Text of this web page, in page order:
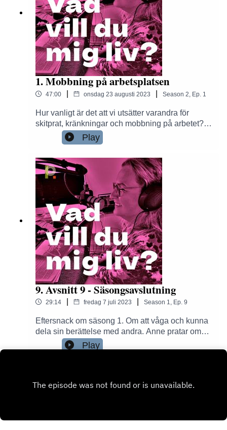
1. Mobbning på arbetsplatsen
47:00 onsdag 23 augusti 2023 Season 2 Ep. 1
Hur vanligt är det att vi utsätter varandra för
skitprat, kränkningar och mobbning på arbetet?
Anne och Karin Gerling reflekterar tillsammans
utifrån sina erfarenheter som psykologer i arbete
Play
9. Avsnitt 9 - Säsongsavslutning
29:14 fredag 7 juli 2023 Season 1 Ep. 9
Eftersnack om säsong 1. Om att våga och kunna
dela sin berättelse med andra. Anne pratar om
sitt arbete som psykolog och vad som kommer att
Play